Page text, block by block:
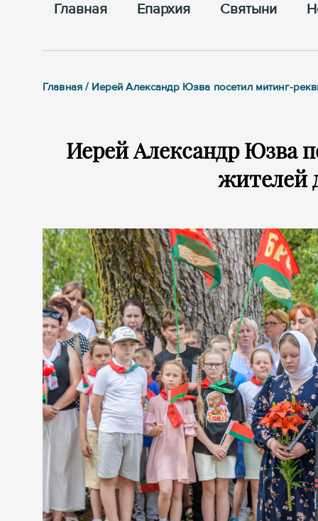
Главная Епархия Cвятыни
Главная / Иерей Александр Юзва посетил митинг-
Иерей Александр Юзва
жителей